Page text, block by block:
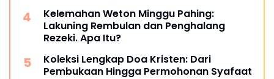
Kelemahan Weton Minggu Pahing:
Lakuning Rembulan dan Penghalang
Rezeki. Apa Itu?
Koleksi Lengkap Doa Kristen: Dari
Pembukaan Hingga Permohonan Syafaat